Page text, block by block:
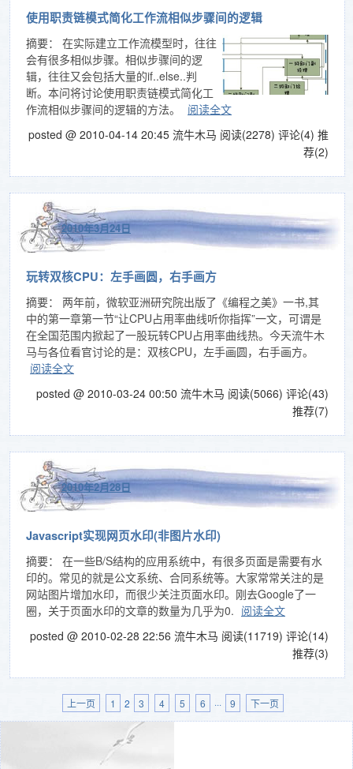
使用职责链模式简化工作流相似步骤间的逻辑
摘要： 在实际建立工作流模型时，往往
会有很多相似步骤。相似步骤间的逻
辑，往往又会包括大量的if..else..判
断。本问将讨论使用职责链模式简化工
作流相似步骤间的逻辑的方法。
阅读全文
posted @ 2010-04-14 20:45 流牛木马 阅读(2278) 评论(4) 推
荐(2)
2010年3月24日
玩转双核CPU：左手画圆，右手画方
摘要： 两年前，微软亚洲研究院出版了《编程之美》一书,其
中的第一章第一节“让CPU占用率曲线听你指挥”一文，可谓是
在全国范围内掀起了一股玩转CPU占用率曲线热。今天流牛木
马与各位看官讨论的是：双核CPU，左手画圆，右手画方。
阅读全文
posted @ 2010-03-24 00:50 流牛木马 阅读(5066) 评论(43)
推荐(7)
2010年2月28日
Javascript实现网页水印(非图片水印)
摘要： 在一些B/S结构的应用系统中，有很多页面是需要有水
印的。常见的就是公文系统、合同系统等。大家常常关注的是
网站图片增加水印，而很少关注页面水印。刚去Google了一
圈，关于页面水印的文章的数量为几乎为0. 阅读全文
posted @ 2010-02-28 22:56 流牛木马 阅读(11719) 评论(14)
推荐(3)
上一页 1 2 3 4 5 6 ··· 9 下一页